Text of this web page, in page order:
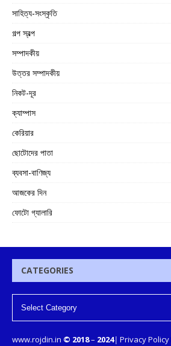
সাহিত্য-সংস্কৃতি
গল্প স্বল্প
সম্পাদকীয়
উত্তর সম্পাদকীয়
নিকট-দূর
ক্যাম্পাস
কেরিয়ার
ছোটোদের পাতা
ব্যবসা-বাণিজ্য
আজকের দিন
ফোটো গ্যালারি
CATEGORIES
www.rojdin.in © 2018– 2024| Privacy Policy